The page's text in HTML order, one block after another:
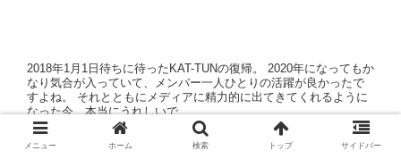
MARVELのスピンオフ『クローク＆ダガー』の動画の配信が決定
しました。 現在シーズン1・2配信しています。 Huluでは、最速に
日本で配信できるようなコンテンツもあるので、海外ドラマに強
いといえます。 →動画配信サービ ...
メニュー ホーム 検索 トップ サイドバー